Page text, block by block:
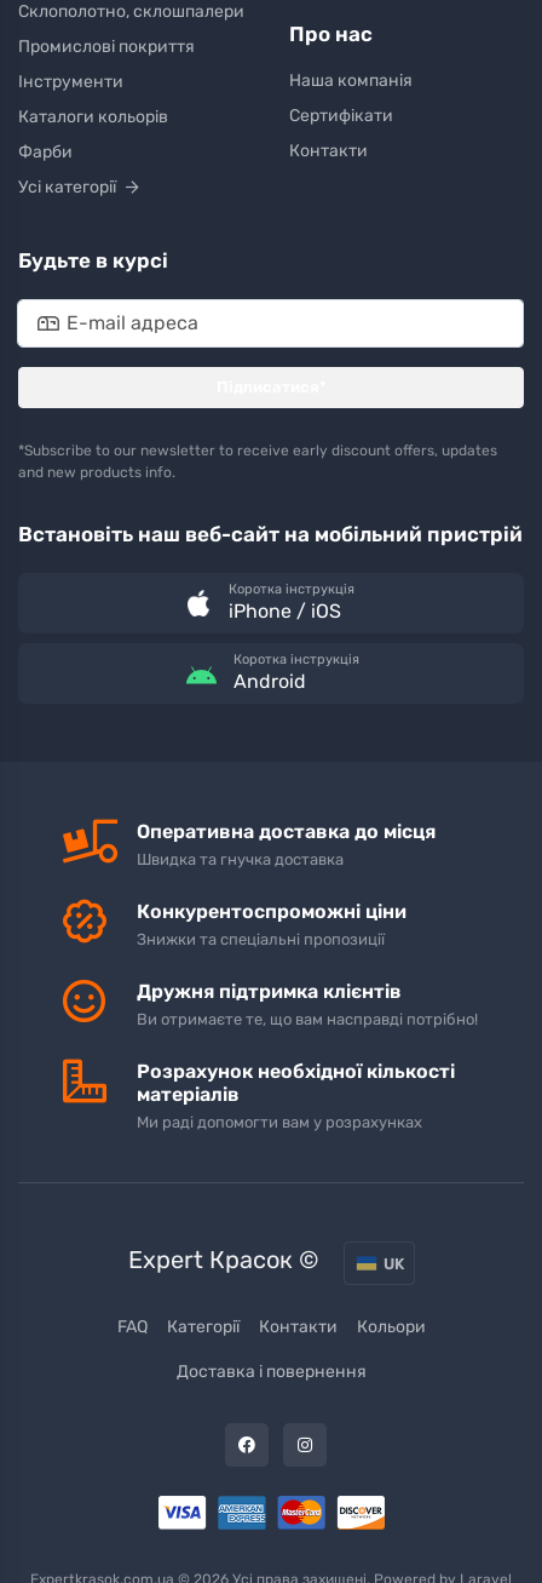
Склополотно, склошпалери
Промислові покриття
Інструменти
Каталоги кольорів
Фарби
Усі категорії
Про нас
Наша компанія
Сертифікати
Контакти
Будьте в курсі
*Subscribe to our newsletter to receive early discount offers, updates
and new products info.
Встановіть наш веб-сайт на мобільний пристрій
Коротка інструкція
iPhone / iOS
Коротка інструкція
Android
Оперативна доставка до місця
Швидка та гнучка доставка
Конкурентоспроможні ціни
Знижки та спеціальні пропозиції
Дружня підтримка клієнтів
Ви отримаєте те, що вам насправді потрібно!
Розрахунок необхідної кількості
матеріалів
Ми раді допомогти вам у розрахунках
Expert Красок © UK
FAQ Категорії Контакти Кольори
Доставка і повернення
Expertkrasok.com.ua © 2026 Усі права захищені. Powered by Laravel